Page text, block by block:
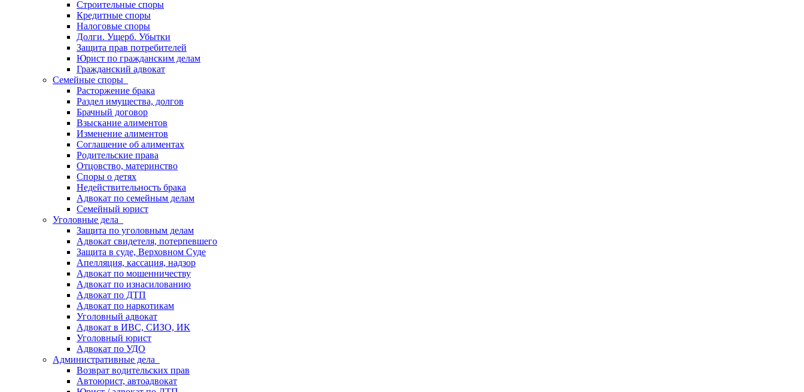
Строительные споры
Кредитные споры
Налоговые споры
Долги. Ущерб. Убытки
Защита прав потребителей
Юрист по гражданским делам
Гражданский адвокат
Семейные споры
Расторжение брака
Раздел имущества, долгов
Брачный договор
Взыскание алиментов
Изменение алиментов
Соглашение об алиментах
Родительские права
Отцовство, материнство
Споры о детях
Недействительность брака
Адвокат по семейным делам
Семейный юрист
Уголовные дела
Защита по уголовным делам
Адвокат свидетеля, потерпевшего
Защита в суде, Верховном Суде
Апелляция, кассация, надзор
Адвокат по мошенничеству
Адвокат по изнасилованию
Адвокат по ДТП
Адвокат по наркотикам
Уголовный адвокат
Адвокат в ИВС, СИЗО, ИК
Уголовный юрист
Адвокат по УДО
Административные дела
Возврат водительских прав
Автоюрист, автоадвокат